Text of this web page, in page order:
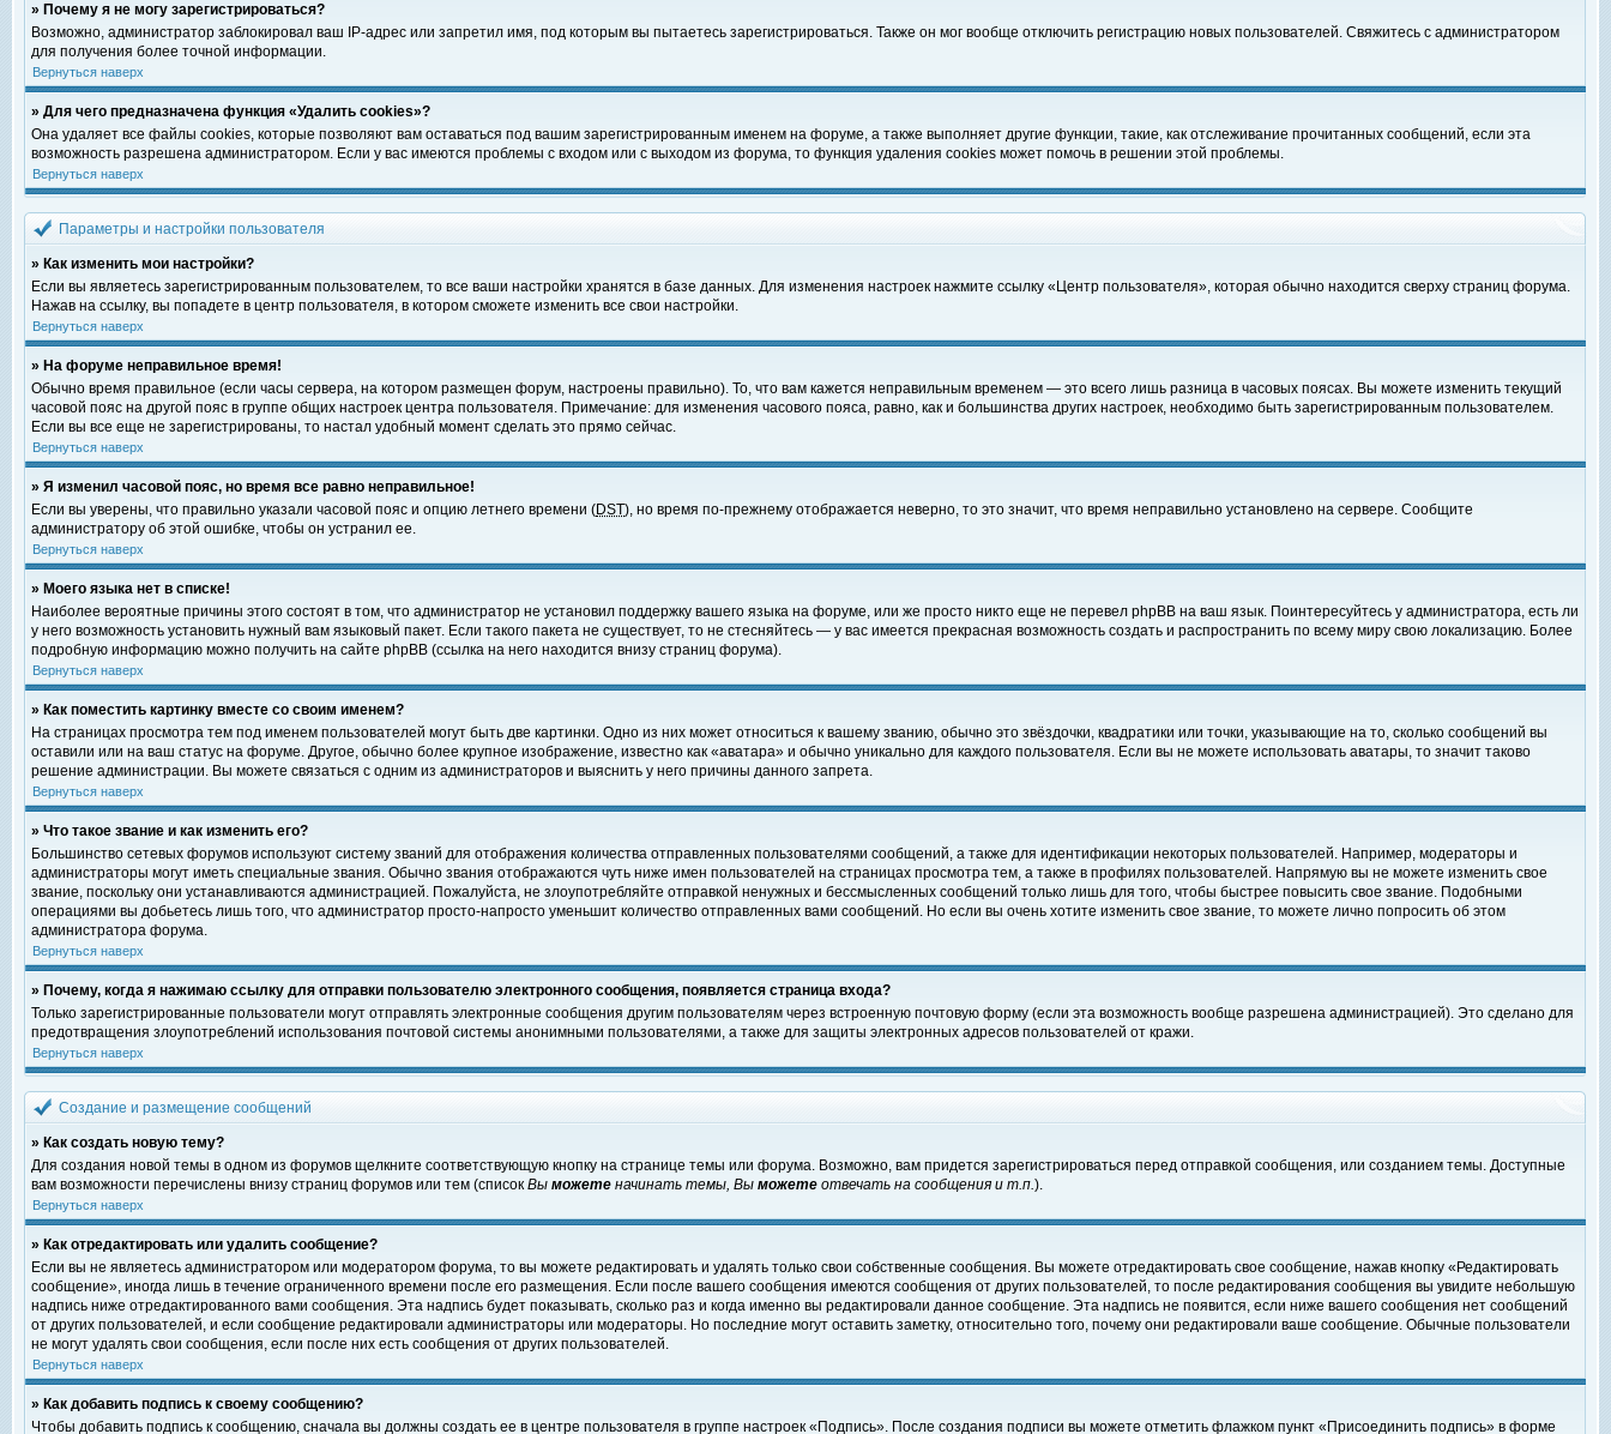
» Почему я не могу зарегистрироваться?
Возможно, администратор заблокировал ваш IP-адрес или запретил имя, под которым вы пытаетесь зарегистрироваться. Также он мог вообще отключить регистрацию новых пользователей. Свяжитесь с администратором
для получения более точной информации.
Вернуться наверх
» Для чего предназначена функция «Удалить cookies»?
Она удаляет все файлы cookies, которые позволяют вам оставаться под вашим зарегистрированным именем на форуме, а также выполняет другие функции, такие, как отслеживание прочитанных сообщений, если эта
возможность разрешена администратором. Если у вас имеются проблемы с входом или с выходом из форума, то функция удаления cookies может помочь в решении этой проблемы.
Вернуться наверх
Параметры и настройки пользователя
» Как изменить мои настройки?
Если вы являетесь зарегистрированным пользователем, то все ваши настройки хранятся в базе данных. Для изменения настроек нажмите ссылку «Центр пользователя», которая обычно находится сверху страниц форума.
Нажав на ссылку, вы попадете в центр пользователя, в котором сможете изменить все свои настройки.
Вернуться наверх
» На форуме неправильное время!
Обычно время правильное (если часы сервера, на котором размещен форум, настроены правильно). То, что вам кажется неправильным временем — это всего лишь разница в часовых поясах. Вы можете изменить текущий
часовой пояс на другой пояс в группе общих настроек центра пользователя. Примечание: для изменения часового пояса, равно, как и большинства других настроек, необходимо быть зарегистрированным пользователем.
Если вы все еще не зарегистрированы, то настал удобный момент сделать это прямо сейчас.
Вернуться наверх
» Я изменил часовой пояс, но время все равно неправильное!
Если вы уверены, что правильно указали часовой пояс и опцию летнего времени (DST), но время по-прежнему отображается неверно, то это значит, что время неправильно установлено на сервере. Сообщите
администратору об этой ошибке, чтобы он устранил ее.
Вернуться наверх
» Моего языка нет в списке!
Наиболее вероятные причины этого состоят в том, что администратор не установил поддержку вашего языка на форуме, или же просто никто еще не перевел phpBB на ваш язык. Поинтересуйтесь у администратора, есть ли
у него возможность установить нужный вам языковый пакет. Если такого пакета не существует, то не стесняйтесь — у вас имеется прекрасная возможность создать и распространить по всему миру свою локализацию. Более
подробную информацию можно получить на сайте phpBB (ссылка на него находится внизу страниц форума).
Вернуться наверх
» Как поместить картинку вместе со своим именем?
На страницах просмотра тем под именем пользователей могут быть две картинки. Одно из них может относиться к вашему званию, обычно это звёздочки, квадратики или точки, указывающие на то, сколько сообщений вы
оставили или на ваш статус на форуме. Другое, обычно более крупное изображение, известно как «аватара» и обычно уникально для каждого пользователя. Если вы не можете использовать аватары, то значит таково
решение администрации. Вы можете связаться с одним из администраторов и выяснить у него причины данного запрета.
Вернуться наверх
» Что такое звание и как изменить его?
Большинство сетевых форумов используют систему званий для отображения количества отправленных пользователями сообщений, а также для идентификации некоторых пользователей. Например, модераторы и
администраторы могут иметь специальные звания. Обычно звания отображаются чуть ниже имен пользователей на страницах просмотра тем, а также в профилях пользователей. Напрямую вы не можете изменить свое
звание, поскольку они устанавливаются администрацией. Пожалуйста, не злоупотребляйте отправкой ненужных и бессмысленных сообщений только лишь для того, чтобы быстрее повысить свое звание. Подобными
операциями вы добьетесь лишь того, что администратор просто-напросто уменьшит количество отправленных вами сообщений. Но если вы очень хотите изменить свое звание, то можете лично попросить об этом
администратора форума.
Вернуться наверх
» Почему, когда я нажимаю ссылку для отправки пользователю электронного сообщения, появляется страница входа?
Только зарегистрированные пользователи могут отправлять электронные сообщения другим пользователям через встроенную почтовую форму (если эта возможность вообще разрешена администрацией). Это сделано для
предотвращения злоупотреблений использования почтовой системы анонимными пользователями, а также для защиты электронных адресов пользователей от кражи.
Вернуться наверх
Создание и размещение сообщений
» Как создать новую тему?
Для создания новой темы в одном из форумов щелкните соответствующую кнопку на странице темы или форума. Возможно, вам придется зарегистрироваться перед отправкой сообщения, или созданием темы. Доступные
вам возможности перечислены внизу страниц форумов или тем (список Вы можете начинать темы, Вы можете отвечать на сообщения и т.п.).
Вернуться наверх
» Как отредактировать или удалить сообщение?
Если вы не являетесь администратором или модератором форума, то вы можете редактировать и удалять только свои собственные сообщения. Вы можете отредактировать свое сообщение, нажав кнопку «Редактировать
сообщение», иногда лишь в течение ограниченного времени после его размещения. Если после вашего сообщения имеются сообщения от других пользователей, то после редактирования сообщения вы увидите небольшую
надпись ниже отредактированного вами сообщения. Эта надпись будет показывать, сколько раз и когда именно вы редактировали данное сообщение. Эта надпись не появится, если ниже вашего сообщения нет сообщений
от других пользователей, и если сообщение редактировали администраторы или модераторы. Но последние могут оставить заметку, относительно того, почему они редактировали ваше сообщение. Обычные пользователи
не могут удалять свои сообщения, если после них есть сообщения от других пользователей.
Вернуться наверх
» Как добавить подпись к своему сообщению?
Чтобы добавить подпись к сообщению, сначала вы должны создать ее в центре пользователя в группе настроек «Подпись». После создания подписи вы можете отметить флажком пункт «Присоединить подпись» в форме